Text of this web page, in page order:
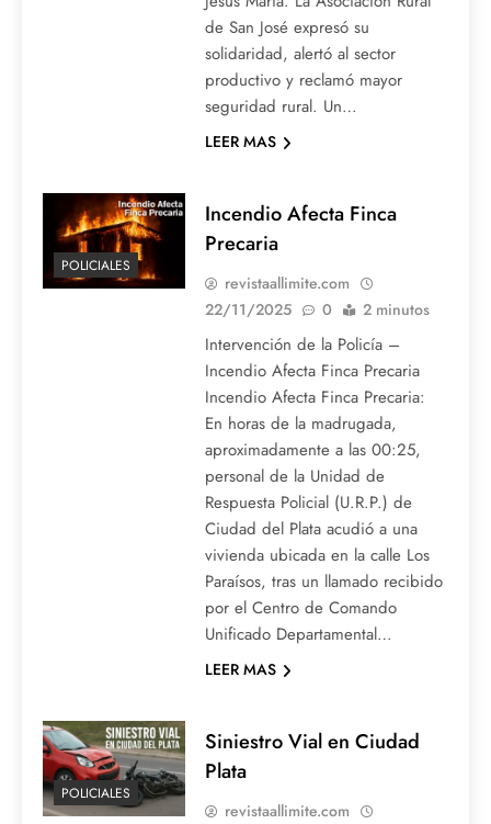
de San José expresó su
solidaridad, alertó al sector
productivo y reclamó mayor
seguridad rural. Un…
LEER MAS
POLICIALES
Incendio Afecta Finca
Precaria
revistaallimite.com
22/11/2025
0 2 minutos
Intervención de la Policía –
Incendio Afecta Finca Precaria
Incendio Afecta Finca Precaria:
En horas de la madrugada,
aproximadamente a las 00:25,
personal de la Unidad de
Respuesta Policial (U.R.P.) de
Ciudad del Plata acudió a una
vivienda ubicada en la calle Los
Paraísos, tras un llamado recibido
por el Centro de Comando
Unificado Departamental…
LEER MAS
POLICIALES
Siniestro Vial en Ciudad
Plata
revistaallimite.com